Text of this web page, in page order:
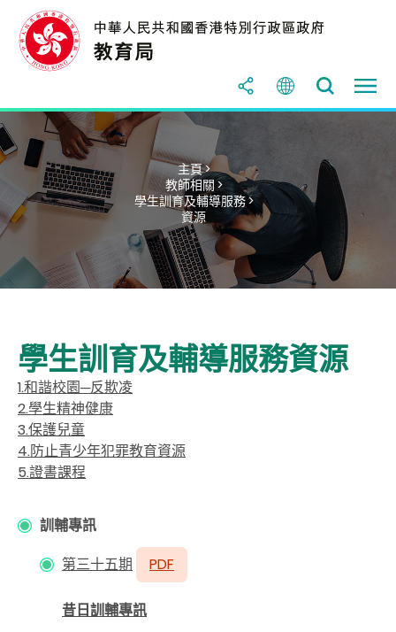
主頁 >
教師相關 >
學生訓育及輔導服務 >
資源
學生訓育及輔導服務資源
1.和諧校園─反欺凌
2.學生精神健康
3.保護兒童
4.防止青少年犯罪教育資源
5.證書課程
訓輔專訊
第三十五期
PDF
昔日訓輔專訊